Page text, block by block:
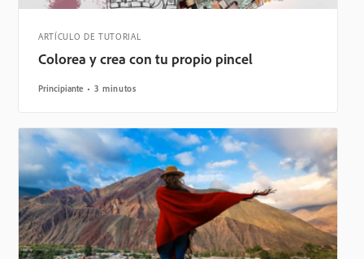
ARTÍCULO DE TUTORIAL
Colorea y crea con tu propio pincel
Principiante 3 minutos